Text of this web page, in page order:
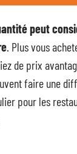
peut
. Plus vous
de prix
faire une
pour les